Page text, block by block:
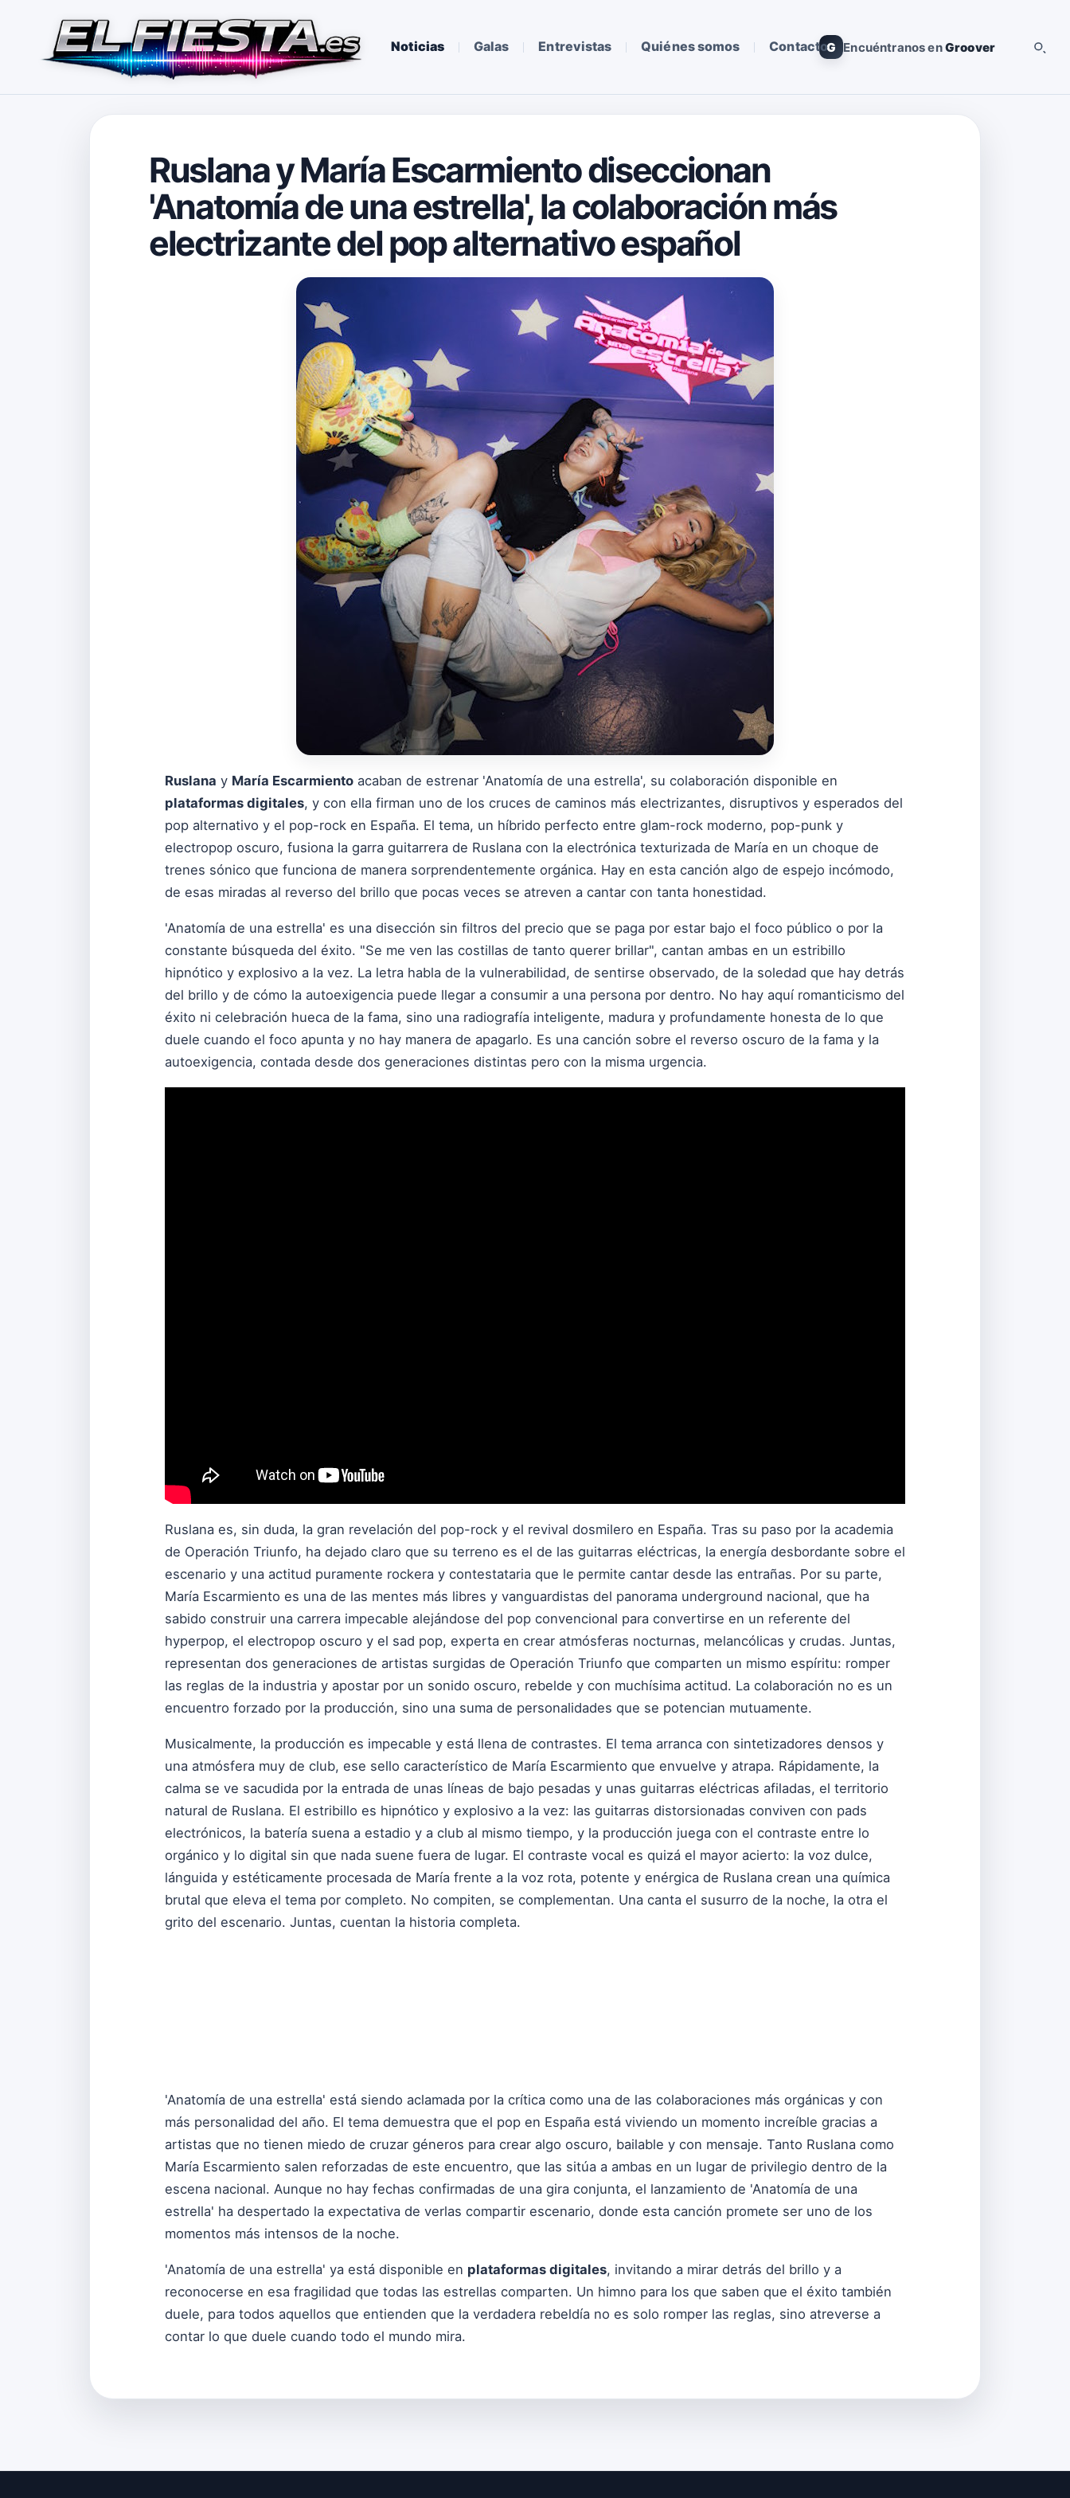
Noticias Galas Entrevistas Quiénes somos ContactoG Encuéntranos enGroover
Ruslana y María Escarmiento diseccionan
'Anatomía de una estrella', la colaboración más
electrizante del pop alternativo español
Ruslana y María Escarmiento acaban de estrenar 'Anatomía de una estrella', su colaboración disponible en
plataformas digitales, y con ella firman uno de los cruces de caminos más electrizantes, disruptivos y esperados del
pop alternativo y el pop-rock en España. El tema, un híbrido perfecto entre glam-rock moderno, pop-punk y
electropop oscuro, fusiona la garra guitarrera de Ruslana con la electrónica texturizada de María en un choque de
trenes sónico que funciona de manera sorprendentemente orgánica. Hay en esta canción algo de espejo incómodo,
de esas miradas al reverso del brillo que pocas veces se atreven a cantar con tanta honestidad.
'Anatomía de una estrella' es una disección sin filtros del precio que se paga por estar bajo el foco público o por la
constante búsqueda del éxito. "Se me ven las costillas de tanto querer brillar", cantan ambas en un estribillo
hipnótico y explosivo a la vez. La letra habla de la vulnerabilidad, de sentirse observado, de la soledad que hay detrás
del brillo y de cómo la autoexigencia puede llegar a consumir a una persona por dentro. No hay aquí romanticismo del
éxito ni celebración hueca de la fama, sino una radiografía inteligente, madura y profundamente honesta de lo que
duele cuando el foco apunta y no hay manera de apagarlo. Es una canción sobre el reverso oscuro de la fama y la
autoexigencia, contada desde dos generaciones distintas pero con la misma urgencia.
Ruslana es, sin duda, la gran revelación del pop-rock y el revival dosmilero en España. Tras su paso por la academia
de Operación Triunfo, ha dejado claro que su terreno es el de las guitarras eléctricas, la energía desbordante sobre el
escenario y una actitud puramente rockera y contestataria que le permite cantar desde las entrañas. Por su parte,
María Escarmiento es una de las mentes más libres y vanguardistas del panorama underground nacional, que ha
sabido construir una carrera impecable alejándose del pop convencional para convertirse en un referente del
hyperpop, el electropop oscuro y el sad pop, experta en crear atmósferas nocturnas, melancólicas y crudas. Juntas,
representan dos generaciones de artistas surgidas de Operación Triunfo que comparten un mismo espíritu: romper
las reglas de la industria y apostar por un sonido oscuro, rebelde y con muchísima actitud. La colaboración no es un
encuentro forzado por la producción, sino una suma de personalidades que se potencian mutuamente.
Musicalmente, la producción es impecable y está llena de contrastes. El tema arranca con sintetizadores densos y
una atmósfera muy de club, ese sello característico de María Escarmiento que envuelve y atrapa. Rápidamente, la
calma se ve sacudida por la entrada de unas líneas de bajo pesadas y unas guitarras eléctricas afiladas, el territorio
natural de Ruslana. El estribillo es hipnótico y explosivo a la vez: las guitarras distorsionadas conviven con pads
electrónicos, la batería suena a estadio y a club al mismo tiempo, y la producción juega con el contraste entre lo
orgánico y lo digital sin que nada suene fuera de lugar. El contraste vocal es quizá el mayor acierto: la voz dulce,
lánguida y estéticamente procesada de María frente a la voz rota, potente y enérgica de Ruslana crean una química
brutal que eleva el tema por completo. No compiten, se complementan. Una canta el susurro de la noche, la otra el
grito del escenario. Juntas, cuentan la historia completa.
'Anatomía de una estrella' está siendo aclamada por la crítica como una de las colaboraciones más orgánicas y con
más personalidad del año. El tema demuestra que el pop en España está viviendo un momento increíble gracias a
artistas que no tienen miedo de cruzar géneros para crear algo oscuro, bailable y con mensaje. Tanto Ruslana como
María Escarmiento salen reforzadas de este encuentro, que las sitúa a ambas en un lugar de privilegio dentro de la
escena nacional. Aunque no hay fechas confirmadas de una gira conjunta, el lanzamiento de 'Anatomía de una
estrella' ha despertado la expectativa de verlas compartir escenario, donde esta canción promete ser uno de los
momentos más intensos de la noche.
'Anatomía de una estrella' ya está disponible en plataformas digitales, invitando a mirar detrás del brillo y a
reconocerse en esa fragilidad que todas las estrellas comparten. Un himno para los que saben que el éxito también
duele, para todos aquellos que entienden que la verdadera rebeldía no es solo romper las reglas, sino atreverse a
contar lo que duele cuando todo el mundo mira.